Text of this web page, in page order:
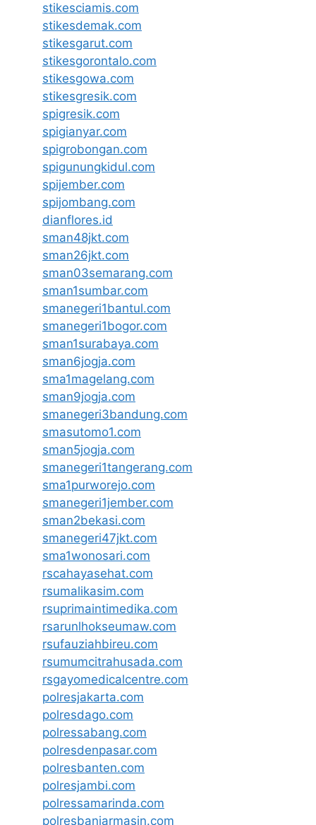
stikesciamis.com
stikesdemak.com
stikesgarut.com
stikesgorontalo.com
stikesgowa.com
stikesgresik.com
spigresik.com
spigianyar.com
spigrobongan.com
spigunungkidul.com
spijember.com
spijombang.com
dianflores.id
sman48jkt.com
sman26jkt.com
sman03semarang.com
sman1sumbar.com
smanegeri1bantul.com
smanegeri1bogor.com
sman1surabaya.com
sman6jogja.com
sma1magelang.com
sman9jogja.com
smanegeri3bandung.com
smasutomo1.com
sman5jogja.com
smanegeri1tangerang.com
sma1purworejo.com
smanegeri1jember.com
sman2bekasi.com
smanegeri47jkt.com
sma1wonosari.com
rscahayasehat.com
rsumalikasim.com
rsuprimaintimedika.com
rsarunlhokseumaw.com
rsufauziahbireu.com
rsumumcitrahusada.com
rsgayomedicalcentre.com
polresjakarta.com
polresdago.com
polressabang.com
polresdenpasar.com
polresbanten.com
polresjambi.com
polressamarinda.com
polresbanjarmasin.com